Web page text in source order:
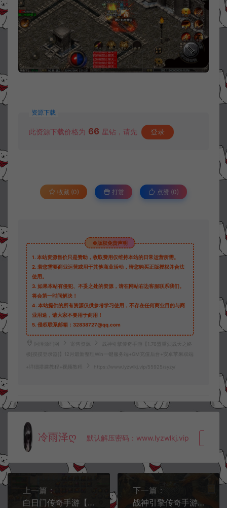
资源下载
此资源下载价格为 66 星钻，请先 登录
收藏 (0) 打赏 点赞 (0)
©版权免责声明
1. 本站资源售价只是赞助，收取费用仅维持本站的日常运营所需。
2. 若您需要商业运营或用于其他商业活动，请您购买正版授权并合法
使用。
3. 如果本站有侵犯、不妥之处的资源，请在网站右边客服联系我们。
将会第一时间解决！
4. 本站提供的所有资源仅供参考学习使用，不存在任何商业目的与商
业用途，请大家不要用于商用！
5. 侵权联系邮箱：32838727@qq.com
阿泽源码网 寄售资源
战神引擎传奇手游【1.76盟重烈战天之终
极[摸摸登录器]】12月最新整理Win一键服务端+GM充值后台+安卓苹果双端
+详细搭建教程+视频教程 https://www.lyzwlkj.vip/55925/syzy/
冷雨泽ღ 默认解压密码：www.lyzwlkj.vip
上一篇：
白日门传奇手游【酱爆无限刀多区跨服第二版】12月最新整理Win一键服务端+管理后台+GM授权后台+安卓苹果双端+详细搭建教程+视频教程
下一篇：
战神引擎传奇手游【1.80新UI战天传奇二大陆[白猪3.1]】1月最新整理Win一键服务端+GM授权后台+安卓苹果双端+详细搭建教程+视频教程